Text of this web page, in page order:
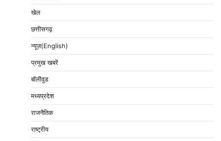
खेल
छत्तीसगढ़
न्यूज़(English)
प्रमुख खबरें
बॉलीवुड
मध्यप्रदेश
राजनैतिक
राष्ट्रीय